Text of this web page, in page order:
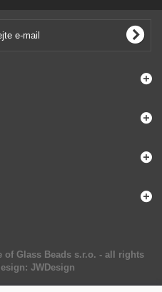
of Glass Beads s.r.o. - all rights
JWDesign